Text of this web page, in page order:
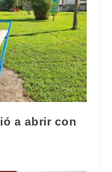
a abrir con